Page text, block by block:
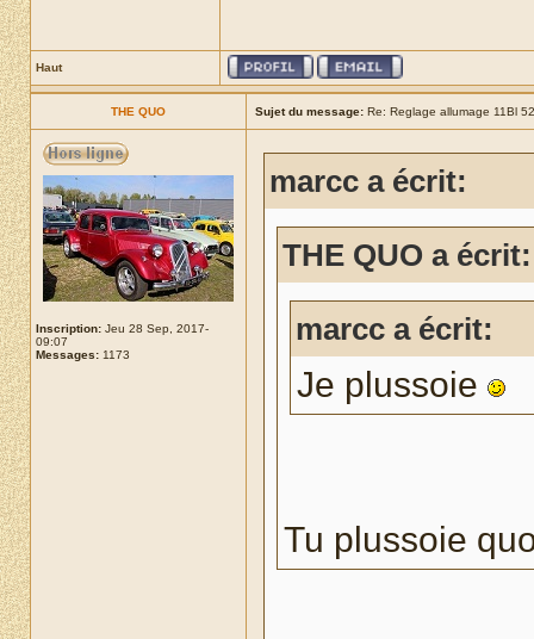
Haut
THE QUO Sujet du message: Re: Reglage allumage 11Bl 52
Inscription: Jeu 28 Sep, 2017-
09:07
Messages: 1173
marcc a écrit:
THE QUO a écrit:
marcc a écrit:
Je plussoie
Tu plussoie